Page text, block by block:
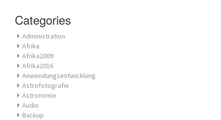
Categories
Administration
Afrika
Afrika2009
Afrika2016
Anwendungsentwicklung
Astrofotografie
Astronomie
Audio
Backup